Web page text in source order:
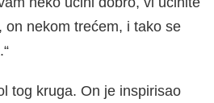
on nekom trećem, i tako se
tog kruga. On je inspirisao